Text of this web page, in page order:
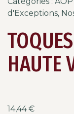
d'Exceptions,
HAUTE
14,44€